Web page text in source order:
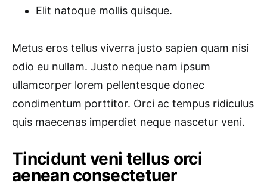
Elit natoque mollis quisque.
Metus eros tellus viverra justo sapien quam nisi
odio eu nullam. Justo neque nam ipsum
ullamcorper lorem pellentesque donec
condimentum porttitor. Orci ac tempus ridiculus
quis maecenas imperdiet neque nascetur veni.
Tincidunt veni tellus orci
aenean consectetuer